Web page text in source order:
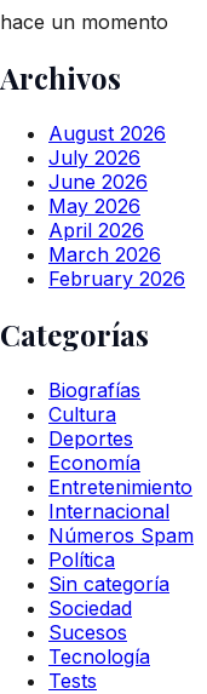
hace un momento
Archivos
August 2026
July 2026
June 2026
May 2026
April 2026
March 2026
February 2026
Categorías
Biografías
Cultura
Deportes
Economía
Entretenimiento
Internacional
Números Spam
Política
Sin categoría
Sociedad
Sucesos
Tecnología
Tests